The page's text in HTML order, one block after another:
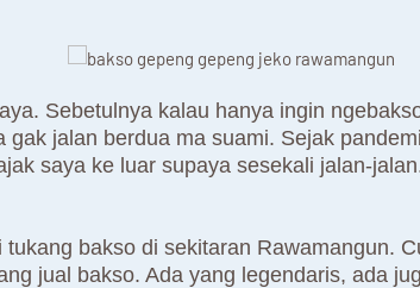
Sebetulnya kalau hanya ingin
gak jalan berdua ma suami. Sejak
saya ke luar supaya sesekali jalan-
bakso di sekitaran Rawamangun.
jual bakso. Ada yang legendaris, ada